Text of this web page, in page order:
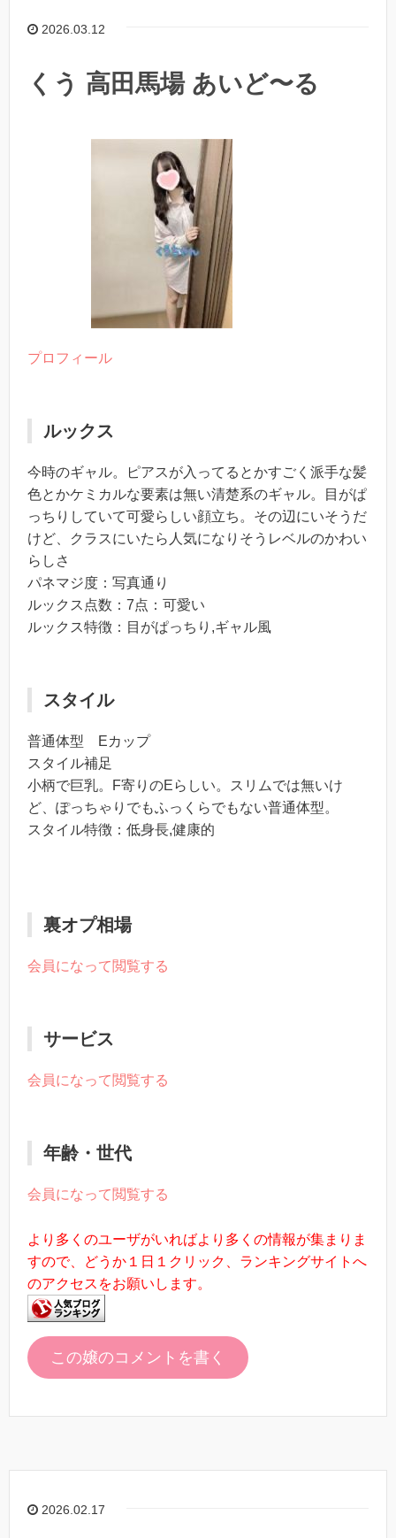
2026.03.12
くう 高田馬場 あいど〜る
プロフィール
ルックス
今時のギャル。ピアスが入ってるとかすごく派手な髪
色とかケミカルな要素は無い清楚系のギャル。目がぱ
っちりしていて可愛らしい顔立ち。その辺にいそうだ
けど、クラスにいたら人気になりそうレベルのかわい
らしさ
パネマジ度：写真通り
ルックス点数：7点：可愛い
ルックス特徴：目がぱっちり,ギャル風
スタイル
普通体型 Eカップ
スタイル補足
小柄で巨乳。F寄りのEらしい。スリムでは無いけ
ど、ぽっちゃりでもふっくらでもない普通体型。
スタイル特徴：低身長,健康的
裏オプ相場
会員になって閲覧する
サービス
会員になって閲覧する
年齢・世代
会員になって閲覧する
より多くのユーザがいればより多くの情報が集まりま
すので、どうか１日１クリック、ランキングサイトへ
のアクセスをお願いします。
この嬢のコメントを書く
2026.02.17